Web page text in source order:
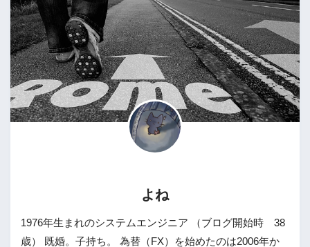
よね
1976年生まれのシステムエンジニア （ブログ開始時 38
歳） 既婚。子持ち。 為替（FX）を始めたのは2006年か